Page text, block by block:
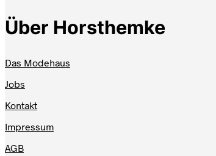
Über Horsthemke
Das Modehaus
Jobs
Kontakt
Impressum
AGB